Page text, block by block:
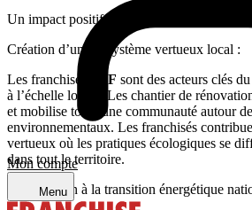
Mon compte
Menu
Un impact positif sur la communauté :
Création d’un écosystème vertueux local :
Les franchisés
PPF sont des acteurs clés
à l’échelle locale. Les chantier de
et mobilise toute une communauté autour
environnementaux. Les franchisés
vertueux où les pratiques écologiques se
dans tout le territoire.
Contribution à la transition énergétique